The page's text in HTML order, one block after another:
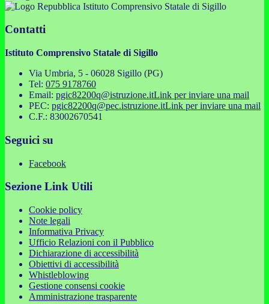
Istituto Comprensivo Statale di Sigillo
Contatti
Istituto Comprensivo Statale di Sigillo
Via Umbria, 5 - 06028 Sigillo (PG)
Tel: 075 9178760
Email: pgic82200q@istruzione.itLink per inviare una mail
PEC: pgic82200q@pec.istruzione.itLink per inviare una mail
C.F.: 83002670541
Seguici su
Facebook
Sezione Link Utili
Cookie policy
Note legali
Informativa Privacy
Ufficio Relazioni con il Pubblico
Dichiarazione di accessibilità
Obiettivi di accessibilità
Whistleblowing
Gestione consensi cookie
Amministrazione trasparente